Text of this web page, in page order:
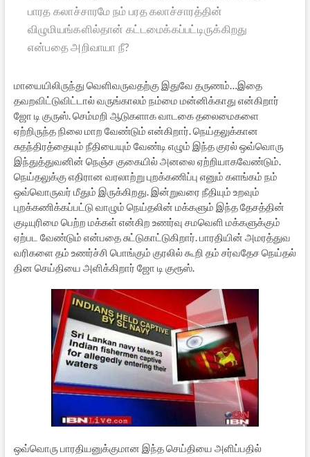
பாரத கலாச்சாரமே நம் பரத கலாச்சாரத்தின்
விழுமியங்களில்தான் கட்டமைக்கப்பட்டிருக்கிறது
என்பதை அறிவாயா நீ?
மாயையிலிருந்து வெளிவருவதற்கு இதுவே தருணம்…இதை
தவறவிட்டுவிட்டால் வருங்காலம் நம்மை மன்னிக்காது என்கிறார்
ஜோ டி குருஸ். செம்மறி ஆடுகளாக வாடகை தலைமைகளை
ஏற்றிருந்த நிலை மாற வேண்டும் என்கிறார். நெய்தலுக்கான
சுதந்திரத்தையும் நீதியையும் வேண்டி எழும் இந்த குரல் ஒவ்வொரு
இந்துத்துவனின் நெஞ்ச குகையில் அனலை ஏற்றியாகவேண்டும்.
நெய்தலுக்கு எதிரான வரலாற்று புறக்கணிப்பு எனும் களங்கம் நம்
ஒவ்வொருவர் மீதும் இருக்கிறது. இன்றுவரை நீதியும் உறவும்
புறக்கணிக்கப்பட்டு வாழும் நெய்தலின் மக்களும் இந்த தேசத்தின்
குடியுரிமை பெற்ற மக்கள் என்கிற உணர்வு சமவெளி மக்களுக்கும்
ஏற்பட வேண்டும் என்பதை சுட்டுகாட்டுகிறார். பாரதியின் அமரத்துவ
வரிகளை தம் உணர்ச்சி பொங்கும் குரலில் கூறி தம் சர்வதேச நெய்தல்
தின செய்தியை அளிக்கிறார் ஜோ டி குரூஸ்.
ஒவ்வொரு பாரதியனுக்குமான இந்த செய்தியை அளிப்பதில்